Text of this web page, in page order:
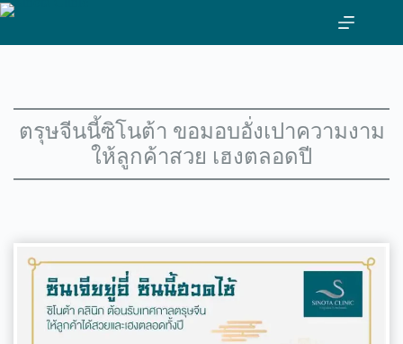
ข้าม
ตรุษจีนนี้ซิโนต้า ขอมอบอั่งเปาความงาม
ให้ลูกค้าสวย เฮงตลอดปี